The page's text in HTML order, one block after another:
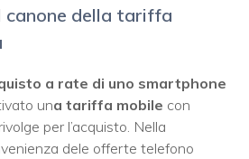
canone della tariffa
a rate di uno smartphone
una tariffa mobile con
per l’acquisto. Nella
dele offerte telefono